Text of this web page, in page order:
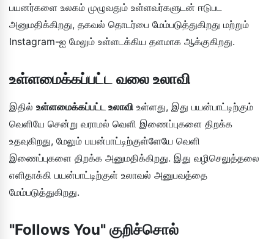
பயனர்களை உலகம் முழுவதும் உள்ளவர்களுடன் ஈடுபட
அனுமதிக்கிறது, தகவல் தொடர்பை மேம்படுத்துகிறது மற்றும்
Instagram-ஐ மேலும் உள்ளடக்கிய தளமாக ஆக்குகிறது.
உள்ளமைக்கப்பட்ட வலை உலாவி
இதில் உள்ளமைக்கப்பட்ட உலாவி உள்ளது, இது பயன்பாட்டிற்கும்
வெளியே சென்று வராமல் வெளி இணைப்புகளை திறக்க
உதவுகிறது, மேலும் பயன்பாட்டிற்குள்ளேயே வெளி
இணைப்புகளை திறக்க அனுமதிக்கிறது. இது வழிசெலுத்தலை
எளிதாக்கி பயன்பாட்டிற்குள் உலாவல் அனுபவத்தை
மேம்படுத்துகிறது.
"Follows You" குறிச்சொல்